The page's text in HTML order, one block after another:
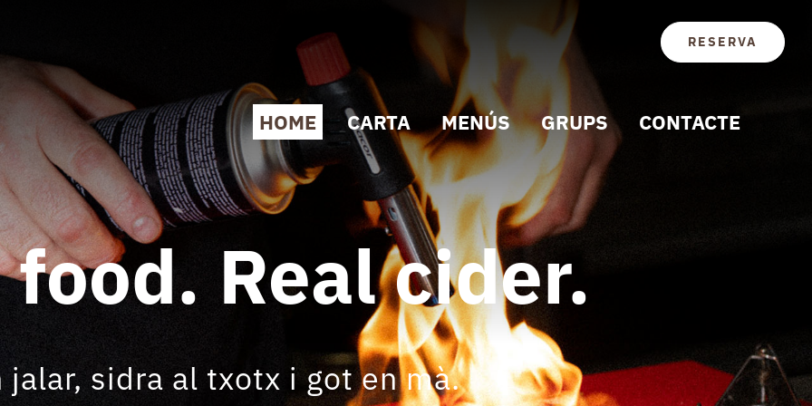
RESERVA
HOME CARTA MENÚS GRUPS CONTACTE
food. Real cider.
jalar, sidra al txotx i got en mà.